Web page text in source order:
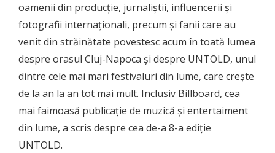
oamenii din producție, jurnaliștii, influencerii și
fotografii internaționali, precum și fanii care au
venit din străinătate povestesc acum în toată lumea
despre orasul Cluj-Napoca și despre UNTOLD, unul
dintre cele mai mari festivaluri din lume, care crește
de la an la an tot mai mult. Inclusiv Billboard, cea
mai faimoasă publicație de muzică și entertaiment
din lume, a scris despre cea de-a 8-a ediție
UNTOLD.